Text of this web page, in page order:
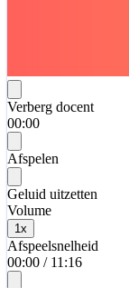
Verberg docent
00:00
Afspelen
Geluid uitzetten
Volume
1 x
Afspeelsnelheid
00:00 / 11:16